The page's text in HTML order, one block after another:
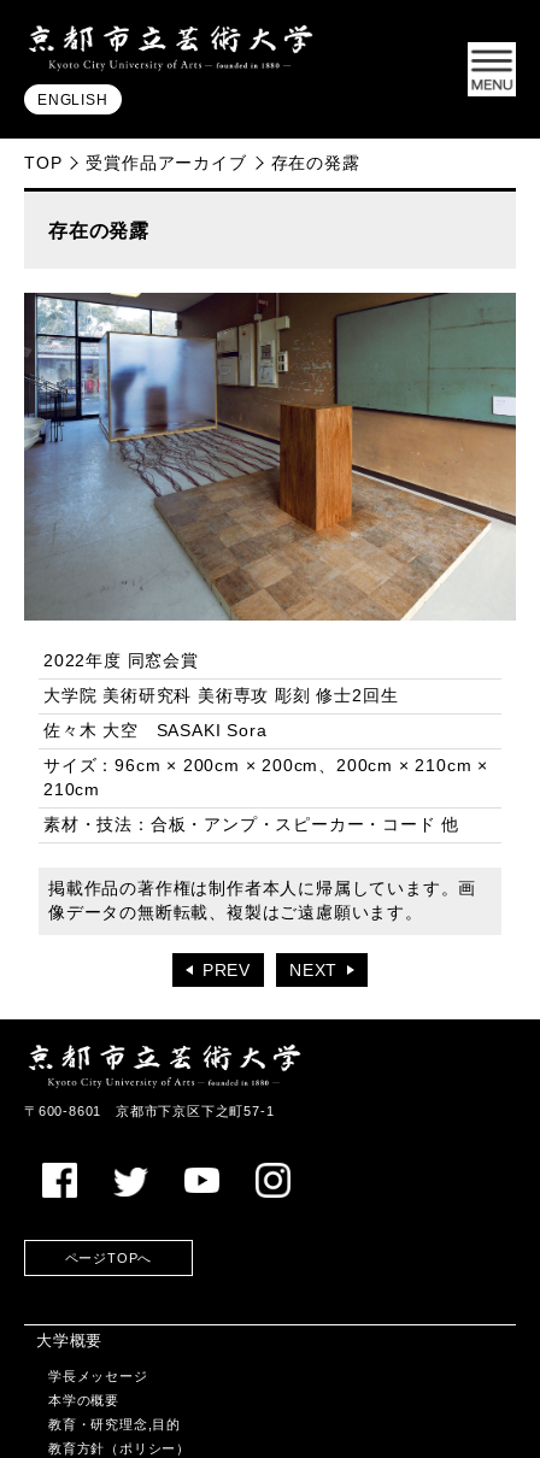
ENGLISH
TOP 受賞作品アーカイブ 存在の発露
存在の発露
2022年度 同窓会賞
大学院 美術研究科 美術専攻 彫刻 修士2回生
佐々木 大空 SASAKI Sora
サイズ：96cm × 200cm × 200cm、200cm × 210cm ×
210cm
素材・技法：合板・アンプ・スピーカー・コード 他
掲載作品の著作権は制作者本人に帰属しています。画
像データの無断転載、複製はご遠慮願います。
PREV NEXT
〒600-8601 京都市下京区下之町57-1
ページTOPへ
大学概要
学長メッセージ
本学の概要
教育・研究理念,目的
教育方針（ポリシー）